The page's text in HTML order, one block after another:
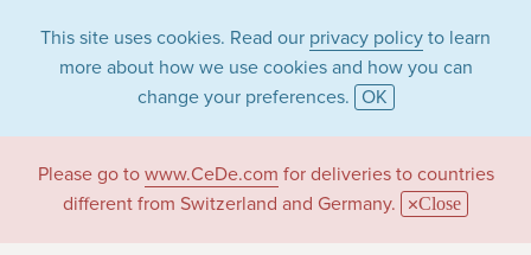
This site uses cookies. Read our privacy policy to learn
more about how we use cookies and how you can
change your preferences. OK
Please go to www.CeDe.com for deliveries to countries
different from Switzerland and Germany.
Close